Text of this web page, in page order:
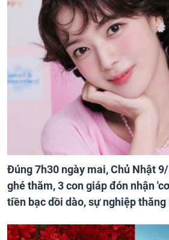
Đúng 7h30 ngày mai, Chủ Nhật
ghé thăm, 3 con giáp đón nhận
tiền bạc dồi dào, sự nghiệp thăng